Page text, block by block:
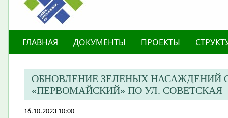
ГЛАВНАЯ ДОКУМЕНТЫ ПРОЕКТЫ
ОБНОВЛЕНИЕ ЗЕЛЕНЫХ НАСАЖДЕНИЙ
«ПЕРВОМАЙСКИЙ» ПО УЛ. СОВЕТСКАЯ
16.10.2023 10:00